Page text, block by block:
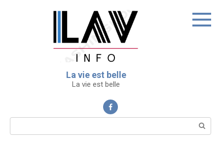
La vie est belle
La vie est belle
Поиск: